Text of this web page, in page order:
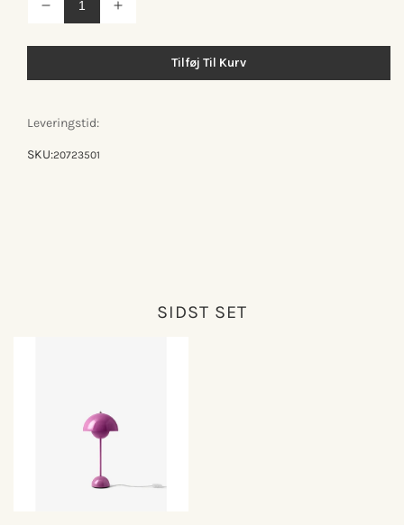
Reducer
antallet
Bordlampe
Øg
Bordlampe
Tilføj Til Kurv
Leveringstid:
SKU:20723501
SIDST SET